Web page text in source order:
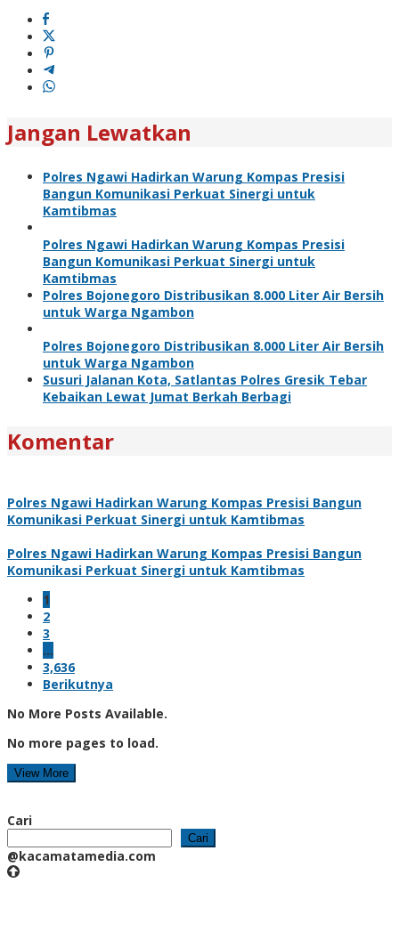
Jangan Lewatkan
Polres Ngawi Hadirkan Warung Kompas Presisi
Bangun Komunikasi Perkuat Sinergi untuk
Kamtibmas
Polres Ngawi Hadirkan Warung Kompas Presisi
Bangun Komunikasi Perkuat Sinergi untuk
Kamtibmas
Polres Bojonegoro Distribusikan 8.000 Liter Air Bersih
untuk Warga Ngambon
Polres Bojonegoro Distribusikan 8.000 Liter Air Bersih
untuk Warga Ngambon
Susuri Jalanan Kota, Satlantas Polres Gresik Tebar
Kebaikan Lewat Jumat Berkah Berbagi
Komentar
Polres Ngawi Hadirkan Warung Kompas Presisi Bangun
Komunikasi Perkuat Sinergi untuk Kamtibmas
Polres Ngawi Hadirkan Warung Kompas Presisi Bangun
Komunikasi Perkuat Sinergi untuk Kamtibmas
1
2
3
…
3,636
Berikutnya
No More Posts Available.
No more pages to load.
View More
Cari
Cari
@kacamatamedia.com